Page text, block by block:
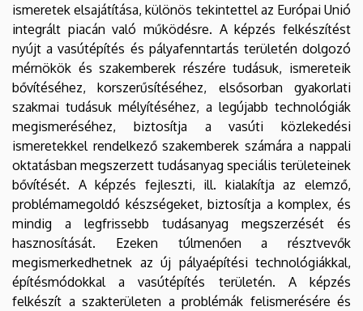
ismeretek elsajátítása, különös tekintettel az Európai Unió
integrált piacán való működésre. A képzés felkészítést
nyújt a vasútépítés és pályafenntartás területén dolgozó
mérnökök és szakemberek részére tudásuk, ismereteik
bővítéséhez, korszerűsítéséhez, elsősorban gyakorlati
szakmai tudásuk mélyítéséhez, a legújabb technológiák
megismeréséhez, biztosítja a vasúti közlekedési
ismeretekkel rendelkező szakemberek számára a nappali
oktatásban megszerzett tudásanyag speciális területeinek
bővítését. A képzés fejleszti, ill. kialakítja az elemző,
problémamegoldó készségeket, biztosítja a komplex, és
mindig a legfrissebb tudásanyag megszerzését és
hasznosítását. Ezeken túlmenően a résztvevők
megismerkedhetnek az új pályaépítési technológiákkal,
építésmódokkal a vasútépítés területén. A képzés
felkészít a szakterületen a problémák felismerésére és